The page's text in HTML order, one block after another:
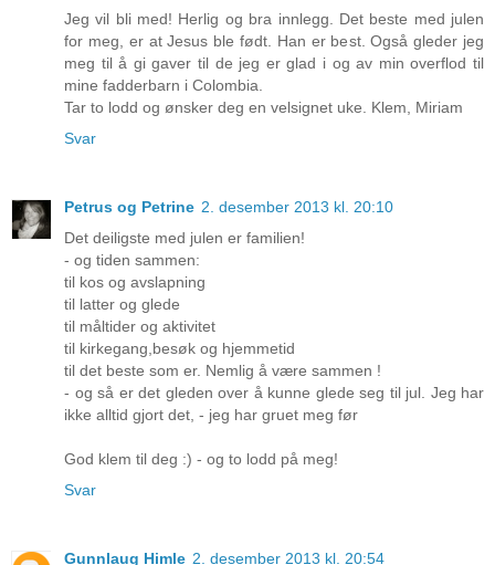
Jeg vil bli med! Herlig og bra innlegg. Det beste med julen
for meg, er at Jesus ble født. Han er best. Også gleder jeg
meg til å gi gaver til de jeg er glad i og av min overflod til
mine fadderbarn i Colombia.
Tar to lodd og ønsker deg en velsignet uke. Klem, Miriam
Svar
Petrus og Petrine 2. desember 2013 kl. 20:10
Det deiligste med julen er familien!
- og tiden sammen:
til kos og avslapning
til latter og glede
til måltider og aktivitet
til kirkegang,besøk og hjemmetid
til det beste som er. Nemlig å være sammen !
- og så er det gleden over å kunne glede seg til jul. Jeg har
ikke alltid gjort det, - jeg har gruet meg før
God klem til deg :) - og to lodd på meg!
Svar
Gunnlaug Himle 2. desember 2013 kl. 20:54